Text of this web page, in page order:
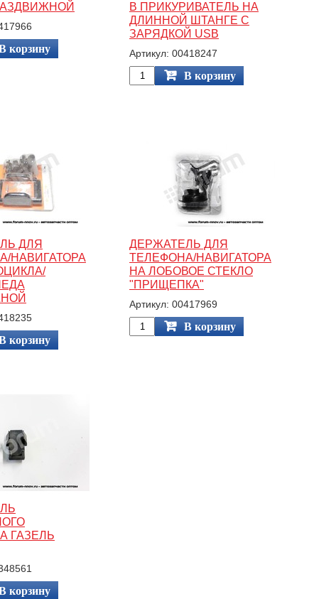
корзину
В ПРИКУРИВАТЕЛЬ НА
ДЛИННОЙ ШТАНГЕ С
ЗАРЯДКОЙ USB
Артикул: 00418247
В корзину
ДЛЯ
НАВИГАТОРА
корзину
ДЕРЖАТЕЛЬ ДЛЯ
ТЕЛЕФОНА/НАВИГАТОРА
НА ЛОБОВОЕ СТЕКЛО
"ПРИЩЕПКА"
Артикул: 00417969
В корзину
ГАЗЕЛЬ
корзину